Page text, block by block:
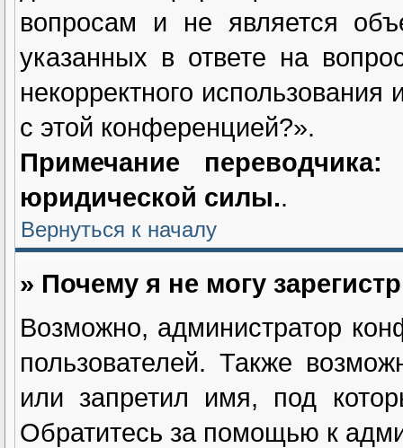
вопросам и не является
указанных в ответе на
некорректного
с этой конференцией?».
Примечание
юридической силы..
Вернуться к началу
» Почему я не могу
Возможно, администратор
пользователей. Также
или запретил имя, под
Обратитесь за помощью к